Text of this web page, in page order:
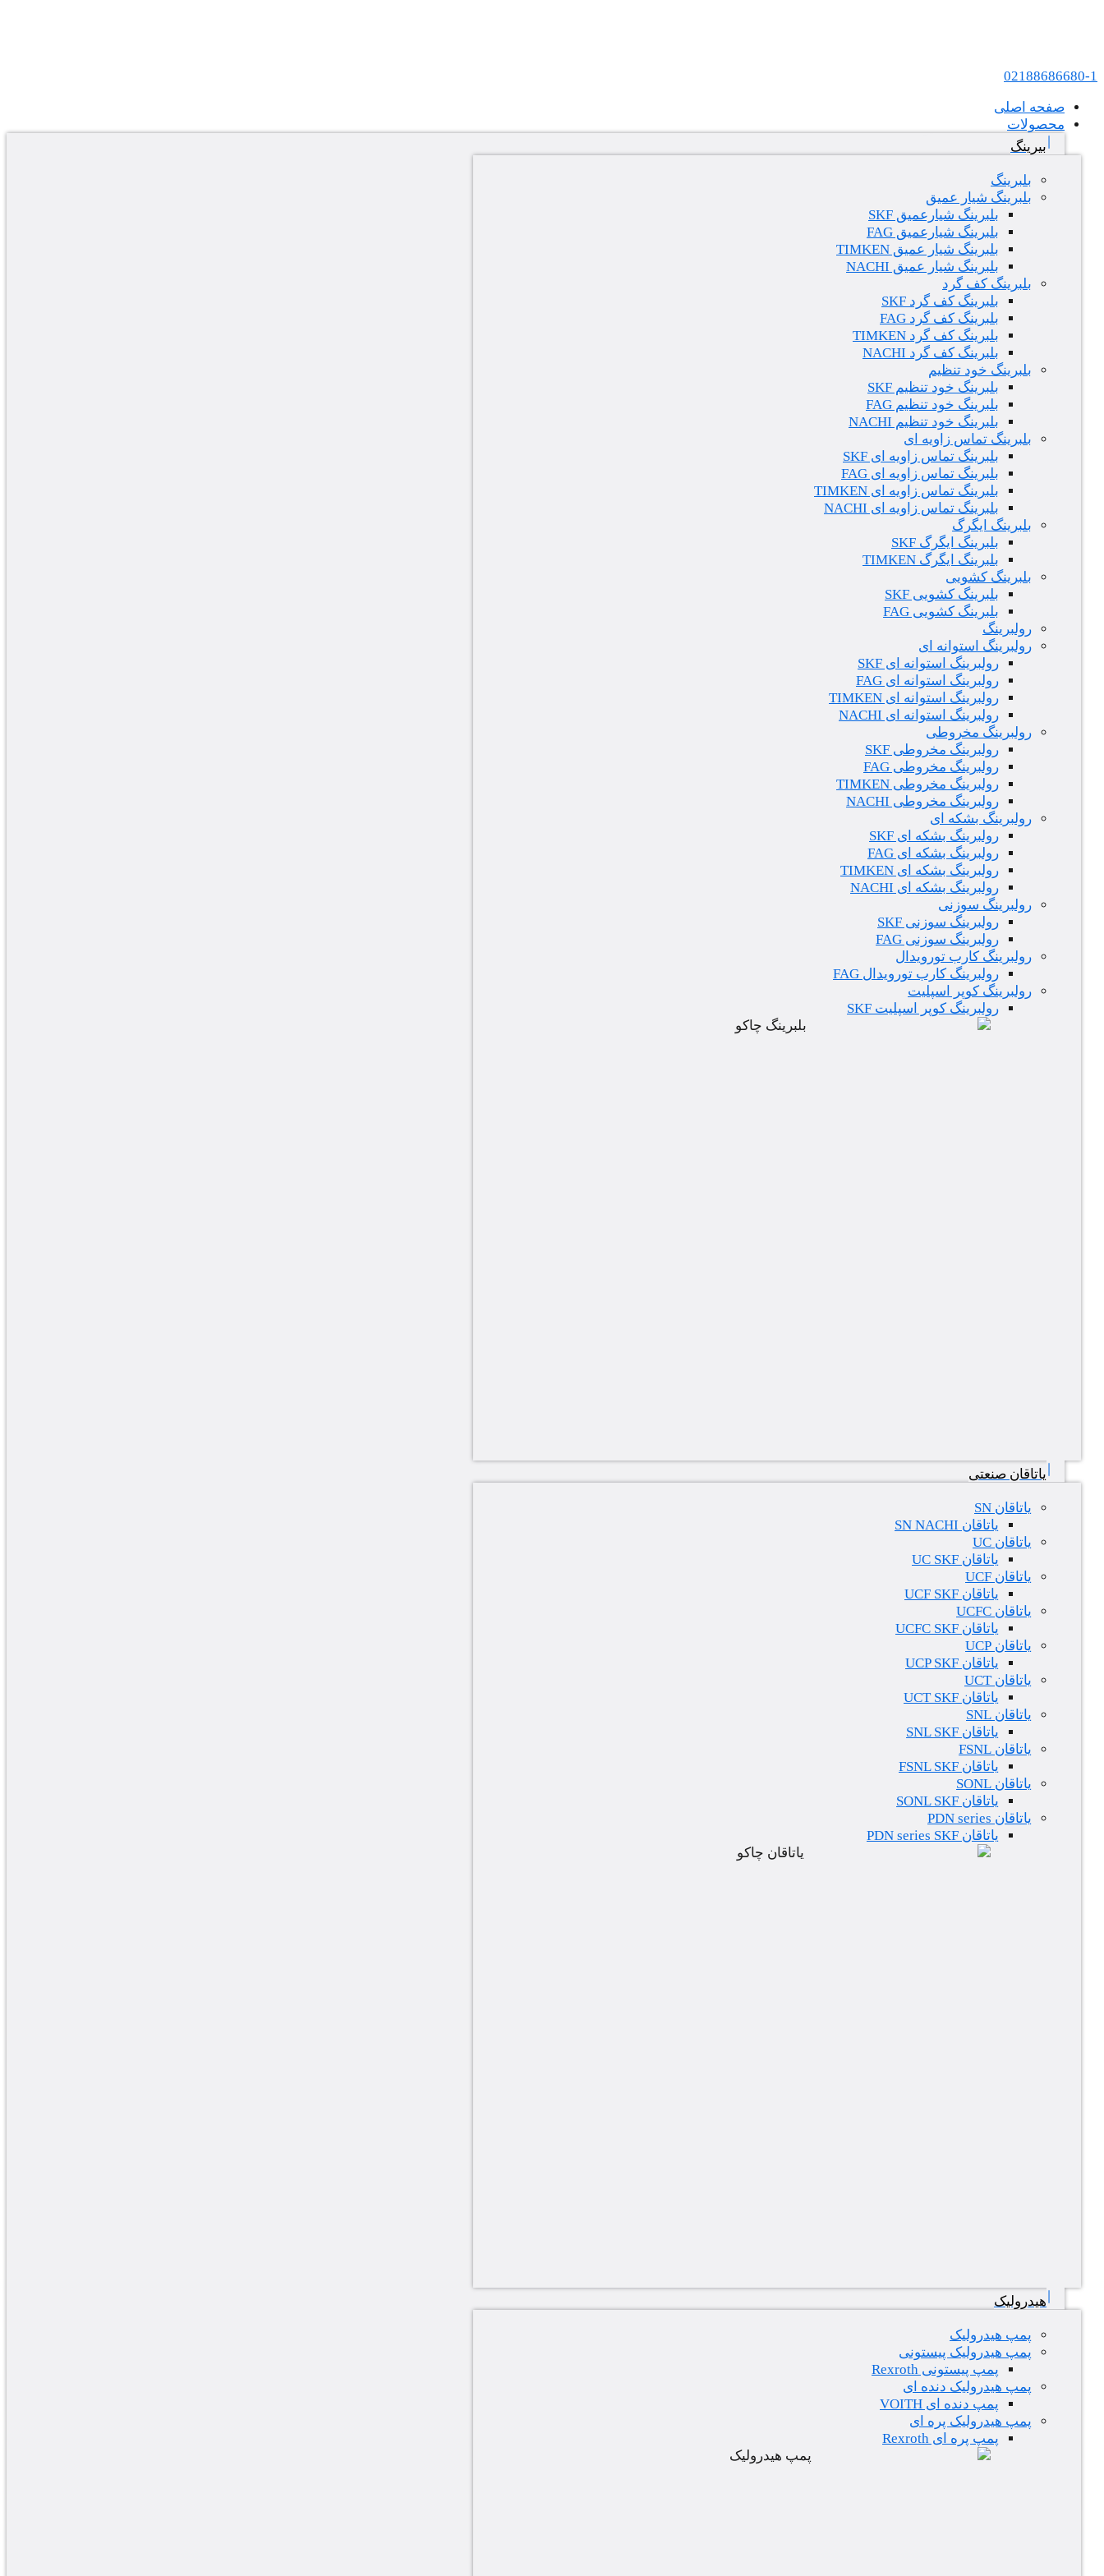
02188686680-1
صفحه اصلی
محصولات
بیرینگ
بلبرینگ
بلبرینگ شیار عمیق
بلبرینگ شیارعمیق SKF
بلبرینگ شیارعمیق FAG
بلبرینگ شیار عمیق TIMKEN
بلبرینگ شیار عمیق NACHI
بلبرینگ کف گرد
بلبرینگ کف گرد SKF
بلبرینگ کف گرد FAG
بلبرینگ کف گرد TIMKEN
بلبرینگ کف گرد NACHI
بلبرینگ خود تنظیم
بلبرینگ خود تنظیم SKF
بلبرینگ خود تنظیم FAG
بلبرینگ خود تنظیم NACHI
بلبرینگ تماس زاویه ای
بلبرینگ تماس زاویه ای SKF
بلبرینگ تماس زاویه ای FAG
بلبرینگ تماس زاویه ای TIMKEN
بلبرینگ تماس زاویه ای NACHI
بلبرینگ ایگرگ
بلبرینگ ایگرگ SKF
بلبرینگ ایگرگ TIMKEN
بلبرینگ کشویی
بلبرینگ کشویی SKF
بلبرینگ کشویی FAG
رولبرینگ
رولبرینگ استوانه ای
رولبرینگ استوانه ای SKF
رولبرینگ استوانه ای FAG
رولبرینگ استوانه ای TIMKEN
رولبرینگ استوانه ای NACHI
رولبرینگ مخروطی
رولبرینگ مخروطی SKF
رولبرینگ مخروطی FAG
رولبرینگ مخروطی TIMKEN
رولبرینگ مخروطی NACHI
رولبرینگ بشکه ای
رولبرینگ بشکه ای SKF
رولبرینگ بشکه ای FAG
رولبرینگ بشکه ای TIMKEN
رولبرینگ بشکه ای NACHI
رولبرینگ سوزنی
رولبرینگ سوزنی SKF
رولبرینگ سوزنی FAG
رولبرینگ کارب تورویدال
رولبرینگ کارب تورویدال FAG
رولبرینگ کوپر اسپلیت
رولبرینگ کوپر اسپلیت SKF
یاتاقان صنعتی
یاتاقان SN
یاتاقان SN NACHI
یاتاقان UC
یاتاقان UC SKF
یاتاقان UCF
یاتاقان UCF SKF
یاتاقان UCFC
یاتاقان UCFC SKF
یاتاقان UCP
یاتاقان UCP SKF
یاتاقان UCT
یاتاقان UCT SKF
یاتاقان SNL
یاتاقان SNL SKF
یاتاقان FSNL
یاتاقان FSNL SKF
یاتاقان SONL
یاتاقان SONL SKF
یاتاقان PDN series
یاتاقان PDN series SKF
هیدرولیک
پمپ هیدرولیک
پمپ هیدرولیک پیستونی
پمپ پیستونی Rexroth
پمپ هیدرولیک دنده ای
پمپ دنده ای VOITH
پمپ هیدرولیک پره ای
پمپ پره ای Rexroth